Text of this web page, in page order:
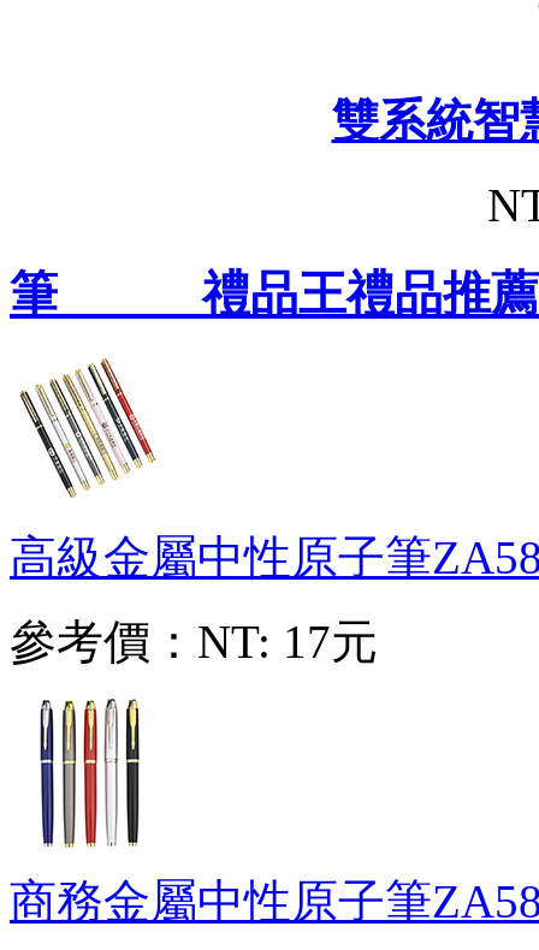
雙系統智
筆 禮品王禮品推薦
高級金屬中性原子筆
參考價： NT: 17元
商務金屬中性原子筆